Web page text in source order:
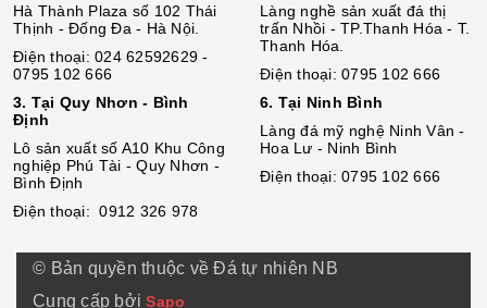
Hà Thành Plaza số 102 Thái
Thịnh - Đống Đa - Hà Nội.
Điện thoại: 024 62592629 -
0795 102 666
3. Tại Quy Nhơn - Bình
Định
Lô sản xuất số A10 Khu Công
nghiệp Phú Tài - Quy Nhơn -
Bình Định
Điện thoại: 0912 326 978
Làng nghề sản xuất đá thị
trấn Nhồi - TP.Thanh Hóa - T.
Thanh Hóa.
Điện thoại: 0795 102 666
6. Tại Ninh Bình
Làng đá mỹ nghệ Ninh Vân -
Hoa Lư - Ninh Bình
Điện thoại: 0795 102 666
© Bản quyền thuộc về Đá tự nhiên NB
Cung cấp bởiSapo